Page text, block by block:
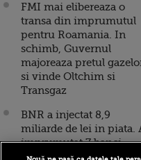
FMI mai elibereaza o
transa din imprumutul
pentru Roamania. In
schimb, Guvernul
majoreaza pretul
si vinde Oltchim si
Transgaz
BNR a injectat 8,9
miliarde de lei in piata.
imprumutat 7 banci
comerciale, printr-o